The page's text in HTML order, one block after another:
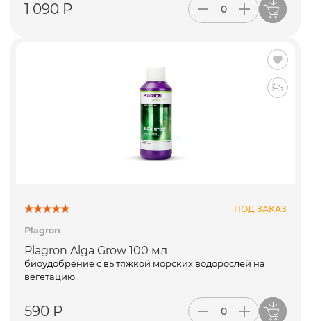
1 090 Р
ПОД ЗАКАЗ
Plagron
Plagron Alga Grow 100 мл
биоудобрение с вытяжкой морских водорослей на
вегетацию
590 Р